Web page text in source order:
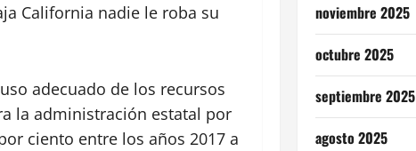
California nadie le roba su
adecuado de los recursos
la administración estatal por
ciento entre los años 2017 a
noviembre 2025
octubre 2025
septiembre 2025
agosto 2025